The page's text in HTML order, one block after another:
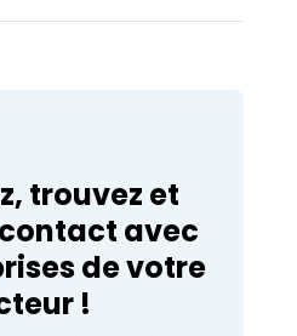
fosse et des
trouvez et
avec
de votre
!